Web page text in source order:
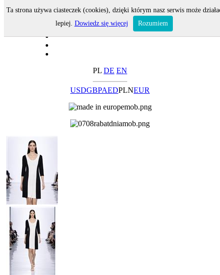
PL DE EN
USDGBPAEDPLNEUR
Ta strona używa ciasteczek (cookies), dzięki którym nasz serwis może
lepiej. Dowiedz się więcej Rozumiem